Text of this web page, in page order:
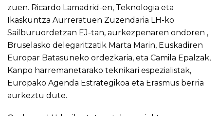
zuen. Ricardo Lamadrid-en, Teknologia eta
Ikaskuntza Aurreratuen Zuzendaria LH-ko
Sailburuordetzan EJ-tan, aurkezpenaren ondoren ,
Bruselasko delegaritzatik Marta Marin, Euskadiren
Europar Batasuneko ordezkaria, eta Camila Epalzak,
Kanpo harremanetarako teknikari espezialistak,
Europako Agenda Estrategikoa eta Erasmus berria
aurkeztu dute.